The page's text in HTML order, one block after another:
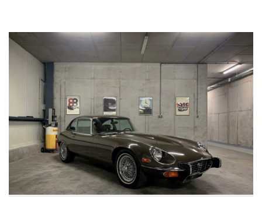
CO ROBIMY?
PRZECHOWANIE
TRANSPORT
WYNAJEM
DETAILING
EVENTY
KONTAKT